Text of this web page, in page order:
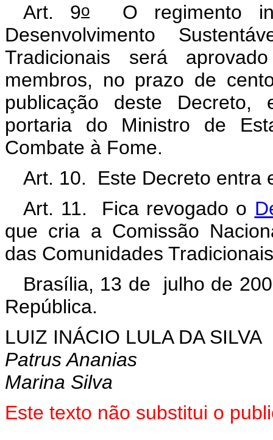
Art. 9oO regimento
Desenvolvimento
Tradicionais será
membros, no prazo de
publicação deste
portaria do Ministro de
Combate à Fome.
Art. 10. Este Decreto entra
Art. 11. Fica revogado o
que cria a Comissão
das Comunidades
Brasília, 13 de julho de
República.
LUIZ INÁCIO LULA DA SILVA
Patrus Ananias
Marina Silva
Este texto não substitui o